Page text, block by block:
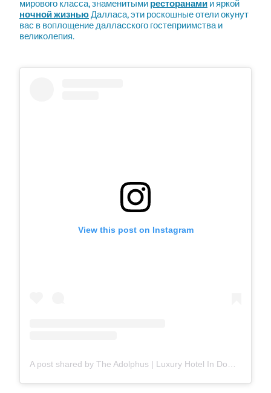
мирового класса, знаменитыми ресторанами и яркой
ночной жизньюДалласа, эти роскошные отели окунут
вас в воплощение далласского гостеприимства и
великолепия.
View this post on Instagram